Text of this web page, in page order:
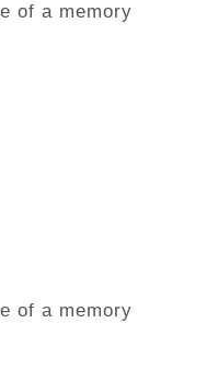
of a memory
of a memory